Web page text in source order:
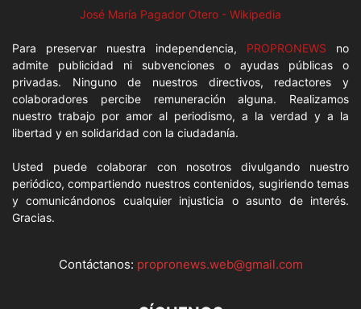
José María Pagador Otero - Wikipedia
Para preservar nuestra independencia, PROPRONEWS no
admite publicidad ni subvenciones o ayudas públicas o
privadas. Ninguno de nuestros directivos, redactores y
colaboradores percibe remuneración alguna. Realizamos
nuestro trabajo por amor al periodismo, a la verdad y a la
libertad y en solidaridad con la ciudadanía.
Usted puede colaborar con nosotros divulgando nuestro
periódico, compartiendo nuestros contenidos, sugiriendo temas
y comunicándonos cualquier injusticia o asunto de interés.
Gracias.
Contáctanos: propronews.web@gmail.com